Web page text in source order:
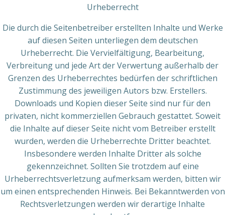
Urheberrecht
Die durch die Seitenbetreiber erstellten Inhalte und Werke
auf diesen Seiten unterliegen dem deutschen
Urheberrecht. Die Vervielfältigung, Bearbeitung,
Verbreitung und jede Art der Verwertung außerhalb der
Grenzen des Urheberrechtes bedürfen der schriftlichen
Zustimmung des jeweiligen Autors bzw. Erstellers.
Downloads und Kopien dieser Seite sind nur für den
privaten, nicht kommerziellen Gebrauch gestattet. Soweit
die Inhalte auf dieser Seite nicht vom Betreiber erstellt
wurden, werden die Urheberrechte Dritter beachtet.
Insbesondere werden Inhalte Dritter als solche
gekennzeichnet. Sollten Sie trotzdem auf eine
Urheberrechtsverletzung aufmerksam werden, bitten wir
um einen entsprechenden Hinweis. Bei Bekanntwerden von
Rechtsverletzungen werden wir derartige Inhalte